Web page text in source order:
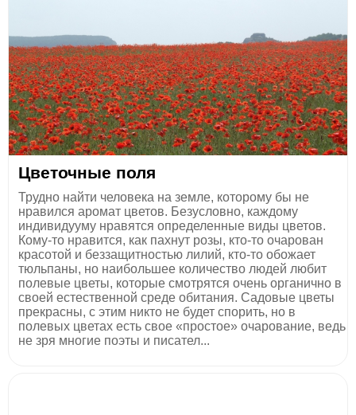
Цветочные поля
Трудно найти человека на земле, которому бы не
нравился аромат цветов. Безусловно, каждому
индивидууму нравятся определенные виды цветов.
Кому-то нравится, как пахнут розы, кто-то очарован
красотой и беззащитностью лилий, кто-то обожает
тюльпаны, но наибольшее количество людей любит
полевые цветы, которые смотрятся очень органично в
своей естественной среде обитания. Садовые цветы
прекрасны, с этим никто не будет спорить, но в
полевых цветах есть свое «простое» очарование, ведь
не зря многие поэты и писател...